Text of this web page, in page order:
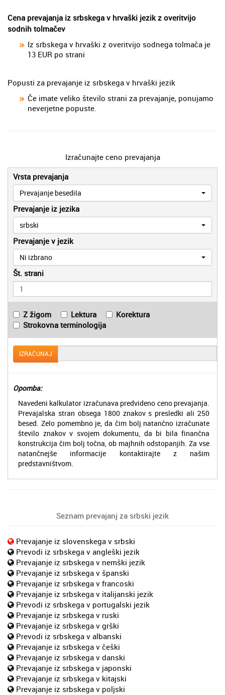
Cena prevajanja iz srbskega v hrvaški jezik z overitvijo
sodnih tolmačev
Iz srbskega v hrvaški z overitvijo sodnega tolmača je
13 EUR po strani
Popusti za prevajanje iz srbskega v hrvaški jezik
Če imate veliko število strani za prevajanje, ponujamo
neverjetne popuste.
Izračunajte ceno prevajanja
Vrsta prevajanja
Prevajanje besedila
Prevajanje iz jezika
srbski
Prevajanje v jezik
Ni izbrano
Št. strani
Z žigom Lektura
Korektura
Strokovna terminologija
IZRAČUNAJ
Opomba:
Navedeni kalkulator izračunava predvideno ceno prevajanja.
Prevajalska stran obsega 1800 znakov s presledki ali 250
besed. Zelo pomembno je, da čim bolj natančno izračunate
število znakov v svojem dokumentu, da bi bila finančna
konstrukcija čim bolj točna, ob majhnih odstopanjih. Za vse
natančnejše informacije kontaktirajte z našim
predstavništvom.
Seznam prevajanj za srbski jezik
Prevajanje iz slovenskega v srbski
Prevodi iz srbskega v angleški jezik
Prevajanje iz srbskega v nemški jezik
Prevajanje iz srbskega v španski
Prevajanje iz srbskega v francoski
Prevajanje iz srbskega v italijanski jezik
Prevodi iz srbskega v portugalski jezik
Prevajanje iz srbskega v ruski
Prevajanje iz srbskega v grški
Prevodi iz srbskega v albanski
Prevajanje iz srbskega v češki
Prevajanje iz srbskega v danski
Prevajanje iz srbskega v japonski
Prevajanje iz srbskega v kitajski
Prevajanje iz srbskega v poljski